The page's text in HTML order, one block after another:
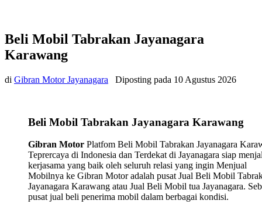
Beli Mobil Tabrakan Jayanagara
Karawang
di Gibran Motor Jayanagara Diposting pada 10 Agustus 2026
Beli Mobil Tabrakan Jayanagara Karawang
Gibran Motor Platfom Beli Mobil Tabrakan Jayanagara
Teprercaya di Indonesia dan Terdekat di Jayanagara siap
kerjasama yang baik oleh seluruh relasi yang ingin Menjual
Mobilnya ke Gibran Motor adalah pusat Jual Beli Mobil
Jayanagara Karawang atau Jual Beli Mobil tua Jayanagara.
pusat jual beli penerima mobil dalam berbagai kondisi.